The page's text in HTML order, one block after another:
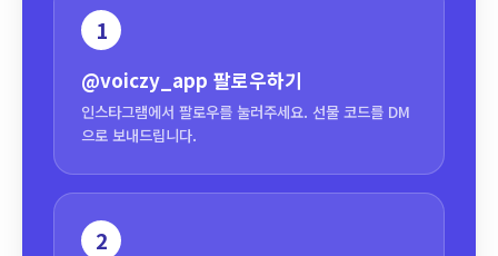
1
@voiczy_app 팔로우하기
인스타그램에서 팔로우를 눌러주세요. 선물 코드를 DM
으로 보내드립니다.
2